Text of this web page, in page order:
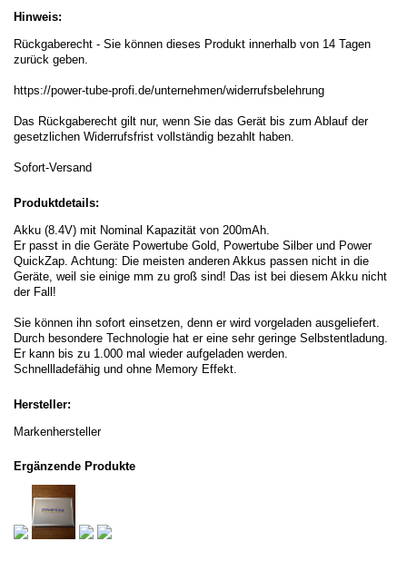
Hinweis:
Rückgaberecht - Sie können dieses Produkt innerhalb von 14 Tagen
zurück geben.
https://power-tube-profi.de/unternehmen/widerrufsbelehrung
Das Rückgaberecht gilt nur, wenn Sie das Gerät bis zum Ablauf der
gesetzlichen Widerrufsfrist vollständig bezahlt haben.
Sofort-Versand
Produktdetails:
Akku (8.4V) mit Nominal Kapazität von 200mAh.
Er passt in die Geräte Powertube Gold, Powertube Silber und Power
QuickZap. Achtung: Die meisten anderen Akkus passen nicht in die
Geräte, weil sie einige mm zu groß sind! Das ist bei diesem Akku nicht
der Fall!
Sie können ihn sofort einsetzen, denn er wird vorgeladen ausgeliefert.
Durch besondere Technologie hat er eine sehr geringe Selbstentladung.
Er kann bis zu 1.000 mal wieder aufgeladen werden.
Schnellladefähig und ohne Memory Effekt.
Hersteller:
Markenhersteller
Ergänzende Produkte